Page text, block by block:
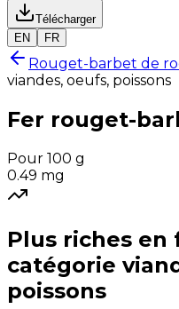
Télécharger
EN
FR
Rouget-barbet de
viandes, oeufs, poissons
Fer rouget-
Pour 100 g
0.49 mg
Plus riches en
catégorie
poissons